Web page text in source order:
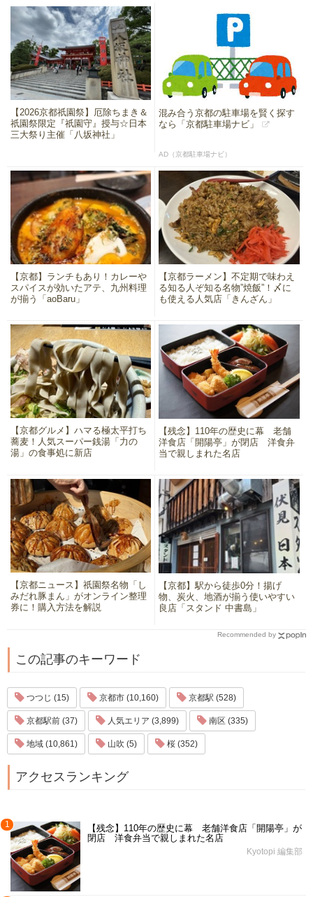
【2026京都祇園祭】厄除ちまき＆
祇園祭限定『祇園守』授与☆日本
三大祭り主催「八坂神社」
混み合う京都の駐車場を賢く探す
なら「京都駐車場ナビ」
AD（京都駐車場ナビ）
【京都】ランチもあり！カレーや
スパイスが効いたアテ、九州料理
が揃う「aoBaru」
【京都ラーメン】不定期で味わえ
る知る人ぞ知る名物”焼飯”！〆に
も使える人気店「きんざん」
【京都グルメ】ハマる極太平打ち
蕎麦！人気スーパー銭湯「力の
湯」の食事処に新店
【残念】110年の歴史に幕 老舗
洋食店「開陽亭」が閉店 洋食弁
当で親しまれた名店
【京都ニュース】祇園祭名物「し
みだれ豚まん」がオンライン整理
券に！購入方法を解説
【京都】駅から徒歩0分！揚げ
物、炭火、地酒が揃う使いやすい
良店「スタンド 中書島」
Recommended by
この記事のキーワード
つつじ (15) 京都市 (10,160) 京都駅 (528)
京都駅前 (37) 人気エリア (3,899) 南区 (335)
地域 (10,861) 山吹 (5) 桜 (352)
アクセスランキング
1
【残念】110年の歴史に幕 老舗洋食店「開陽亭」が
閉店 洋食弁当で親しまれた名店
Kyotopi 編集部